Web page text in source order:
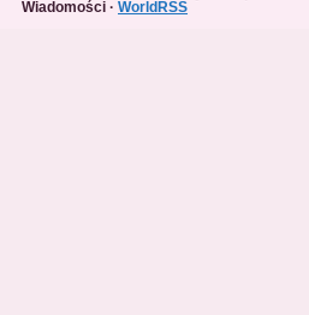
Wiadomości · WorldRSS